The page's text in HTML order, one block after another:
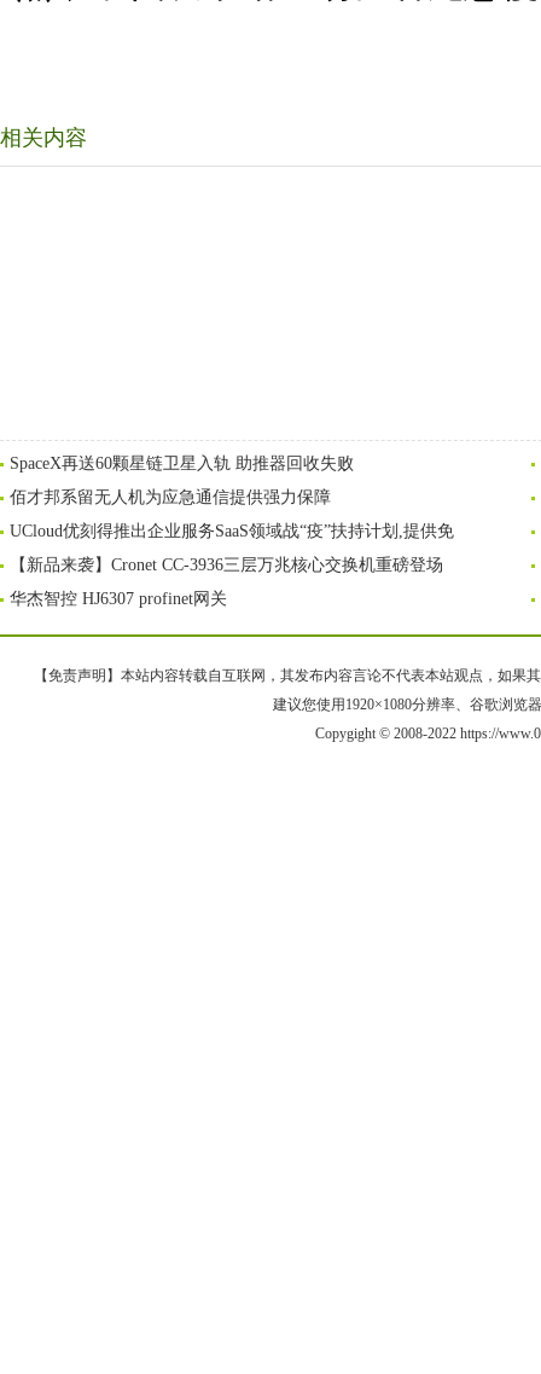
相关内容
SpaceX再送60颗星链卫星入轨 助推器回收失败
佰才邦系留无人机为应急通信提供强力保障
UCloud优刻得推出企业服务SaaS领域战“疫”扶持计划,提供免
【新品来袭】Cronet CC-3936三层万兆核心交换机重磅登场
华杰智控 HJ6307 profinet网关
【免责声明】本站内容转载自互联网，其发布内容言论不代表本站观点，如果
建议您使用1920×1080分辨率、谷歌浏览
Copygight © 2008-2022 https://